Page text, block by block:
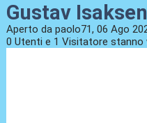
Gustav
Aperto da paolo71, 06 Ago
0 Utenti e 1 Visitatore stanno